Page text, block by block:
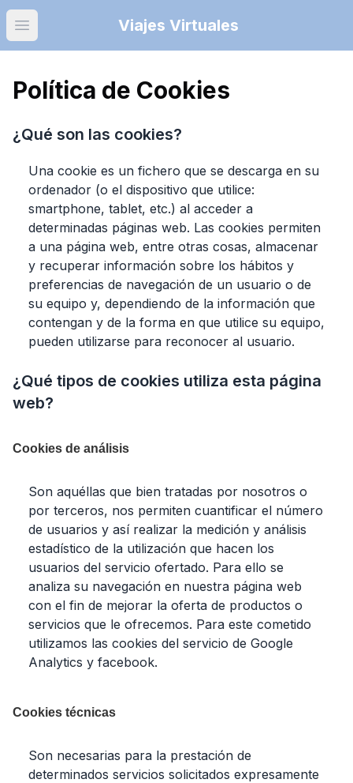
Open main menuViajes Virtuales
Política de Cookies
¿Qué son las cookies?
Una cookie es un fichero que se descarga en su
ordenador (o el dispositivo que utilice:
smartphone, tablet, etc.) al acceder a
determinadas páginas web. Las cookies permiten
a una página web, entre otras cosas, almacenar
y recuperar información sobre los hábitos y
preferencias de navegación de un usuario o de
su equipo y, dependiendo de la información que
contengan y de la forma en que utilice su equipo,
pueden utilizarse para reconocer al usuario.
¿Qué tipos de cookies utiliza esta página
web?
Cookies de análisis
Son aquéllas que bien tratadas por nosotros o
por terceros, nos permiten cuantificar el número
de usuarios y así realizar la medición y análisis
estadístico de la utilización que hacen los
usuarios del servicio ofertado. Para ello se
analiza su navegación en nuestra página web
con el fin de mejorar la oferta de productos o
servicios que le ofrecemos. Para este cometido
utilizamos las cookies del servicio de Google
Analytics y facebook.
Cookies técnicas
Son necesarias para la prestación de
determinados servicios solicitados expresamente